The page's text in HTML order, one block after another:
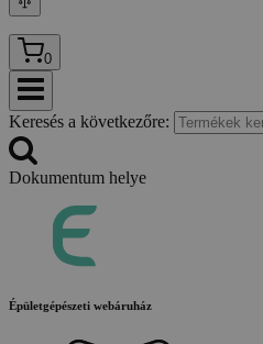
0
Keresés a következőre:
Dokumentum helye
Épületgépészeti webáruház